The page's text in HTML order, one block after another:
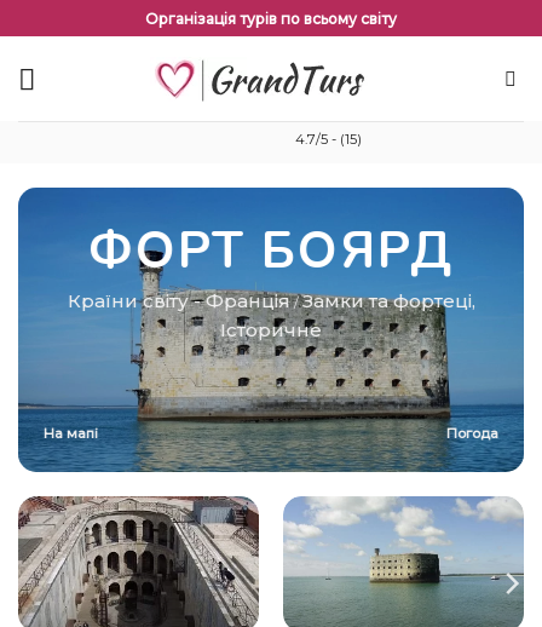
змісту
Організація турів по всьому світу
4.7/5 - (15)
ФОРТ БОЯРД
Країни світу-Франція / Замки та фортеці,
Історичне
На мапі Погода